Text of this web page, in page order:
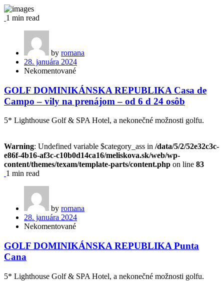
1 min read
by romana
28. januára 2024
Nekomentované
GOLF DOMINIKÁNSKA REPUBLIKA Casa de
Campo – vily na prenájom – od 6 d 24 osôb
5* Lighthouse Golf & SPA Hotel, a nekonečné možnosti golfu.
Warning: Undefined variable $category_ass in /data/5/2/52e32c3c-
e86f-4b16-af3c-c10b0d14ca16/meliskova.sk/web/wp-
content/themes/texam/template-parts/content.php on line 83
1 min read
by romana
28. januára 2024
Nekomentované
GOLF DOMINIKÁNSKA REPUBLIKA Punta
Cana
5* Lighthouse Golf & SPA Hotel, a nekonečné možnosti golfu.